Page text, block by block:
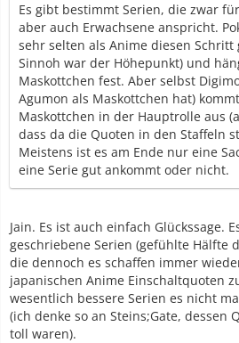
Es gibt bestimmt Serien, die zwar
aber auch Erwachsene anspricht.
sehr selten als Anime diesen Schritt
Sinnoh war der Höhepunkt) und
Maskottchen fest. Aber selbst
Agumon als Maskottchen hat)
Maskottchen in der Hauptrolle aus
dass da die Quoten in den Staffeln
Meistens ist es am Ende nur eine
eine Serie gut ankommt oder nicht.
Jain. Es ist auch einfach Glückssage.
geschriebene Serien (gefühlte Hälfte
die dennoch es schaffen immer
japanischen Anime Einschaltquoten
wesentlich bessere Serien es nicht
(ich denke so an Steins;Gate, dessen
toll waren).